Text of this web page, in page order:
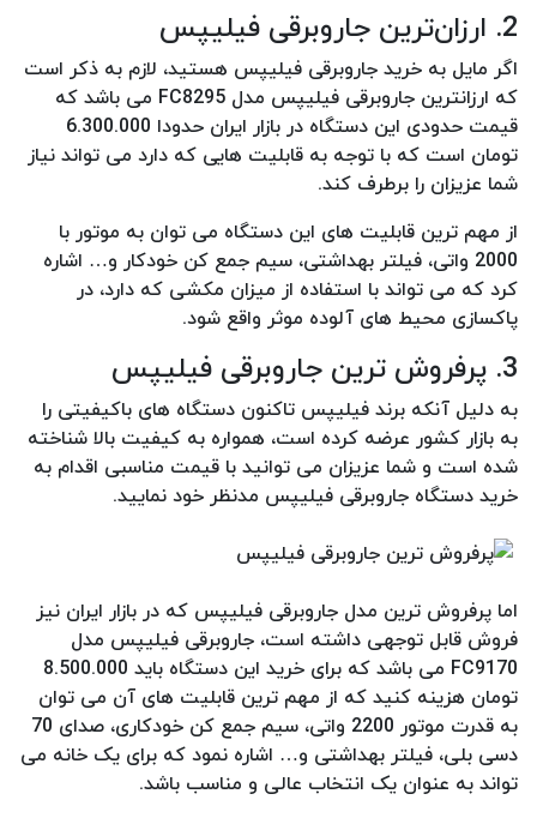
2. ارزان‌ترین جاروبرقی فیلیپس
اگر مایل به خرید جاروبرقی فیلیپس هستید، لازم به ذکر است
که ارزانترین جاروبرقی فیلیپس مدل FC8295 می باشد که
قیمت حدودی این دستگاه در بازار ایران حدودا 6.300.000
تومان است که با توجه به قابلیت هایی که دارد می تواند نیاز
شما عزیزان را برطرف کند.
از مهم ترین قابلیت های این دستگاه می توان به موتور با
2000 واتی، فیلتر بهداشتی، سیم جمع کن خودکار و… اشاره
کرد که می تواند با استفاده از میزان مکشی که دارد، در
پاکسازی محیط های آلوده موثر واقع شود.
3. پرفروش ترین جاروبرقی فیلیپس
به دلیل آنکه برند فیلیپس تاکنون دستگاه های باکیفیتی را
به بازار کشور عرضه کرده است، همواره به کیفیت بالا شناخته
شده است و شما عزیزان می توانید با قیمت مناسبی اقدام به
خرید دستگاه جاروبرقی فیلیپس مدنظر خود نمایید.
اما پرفروش ترین مدل جاروبرقی فیلیپس که در بازار ایران نیز
فروش قابل توجهی داشته است، جاروبرقی فیلیپس مدل
FC9170 می باشد که برای خرید این دستگاه باید 8.500.000
تومان هزینه کنید که از مهم ترین قابلیت های آن می توان
به قدرت موتور 2200 واتی، سیم جمع کن خودکاری، صدای 70
دسی بلی، فیلتر بهداشتی و… اشاره نمود که برای یک خانه می
تواند به عنوان یک انتخاب عالی و مناسب باشد.